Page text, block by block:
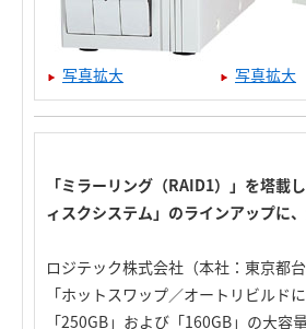
写真拡大 写真拡大
「ミラーリング（RAID1）」を塔
ィスクシステム」のラインアップに
ロジテック株式会社（本社：東京都
「ホットスワップ／オートリビルド
「250GB」および「160GB」の大